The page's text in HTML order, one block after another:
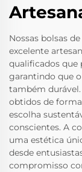
Nossas bolsas
excelente
qualificados que
garantindo que
também
obtidos de
escolha
conscientes. A
uma estética
desde
compromisso